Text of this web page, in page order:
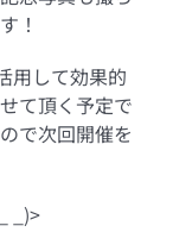
！
用して効果的
て頂く予定で
で次回開催を
_)>